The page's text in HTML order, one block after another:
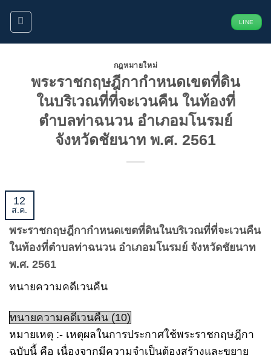
ข้าม
ยัง
LINE
กฎหมายใหม่
พระราชกฤษฎีกากำหนดเขตที่ดิน
ในบริเวณที่ที่จะเวนคืน ในท้องที่
ตำบลท่าฉนวน อำเภอมโนรมย์
จังหวัดชัยนาท พ.ศ. 2561
12
ส.ค.
พระราชกฤษฎีกากำหนดเขตที่ดินในบริเวณที่ที่จะเวนคืน
ในท้องที่ตำบลท่าฉนวน อำเภอมโนรมย์ จังหวัดชัยนาท
พ.ศ. 2561
ทนายความคดีเวนคืน
ทนายความคดีเวนคืน (10)
หมายเหตุ :- เหตุผลในการประกาศใช้พระราชกฤษฎีกา
ฉบับนี้ คือ เนื่องจากมีความจำเป็นต้องสร้างและขยาย